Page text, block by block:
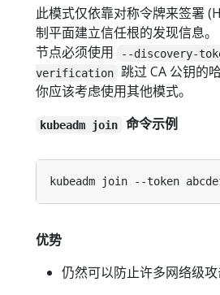
此模式仅依靠对称令牌来签署
制平面建立信任根的发现信息
节点必须使用
--discovery-
verification 跳过 CA 公钥的
你应该考虑使用其他模式。
kubeadm join 命令示例
优势
仍然可以防止许多网络级攻